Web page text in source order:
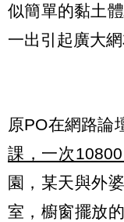
似簡單的黏土
一出引起廣大網
原PO在網路論
課，一次10800
園，某天與外
室，櫥窗擺放